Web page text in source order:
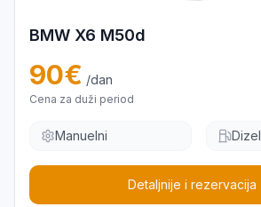
BMW X6 M50d
90€ /dan
Cena za duži period
Manuelni Dizel
Detaljnije i rezervacija